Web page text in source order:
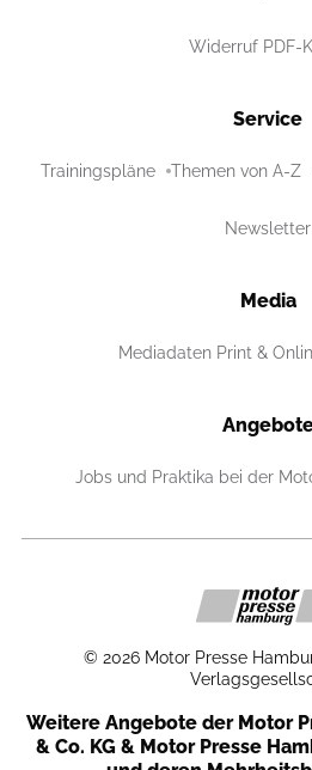
Widerruf PDF-
Service
Trainingspläne Themen von A-Z
Newsletter
Media
Mediadaten Print &
Jobs und Praktika bei der
© 2026 Motor Presse
Weitere Angebote der Motor
& Co. KG & Motor Presse